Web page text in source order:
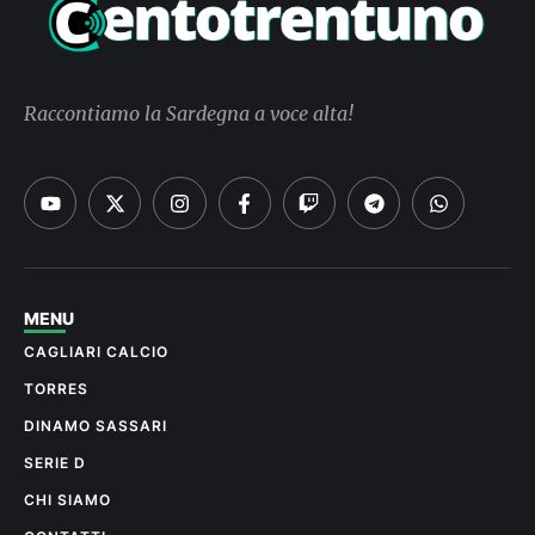
Raccontiamo la Sardegna a voce alta!
MENU
CAGLIARI CALCIO
TORRES
DINAMO SASSARI
SERIE D
CHI SIAMO